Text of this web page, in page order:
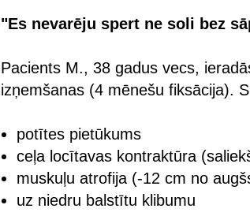
"Es nevarēju spert ne soli bez
Pacients M., 38 gadus vecs,
izņemšanas (4 mēnešu fiksācija).
potītes pietūkums
ceļa locītavas kontraktūra
muskuļu atrofija (-12 cm no
uz niedru balstītu klibumu